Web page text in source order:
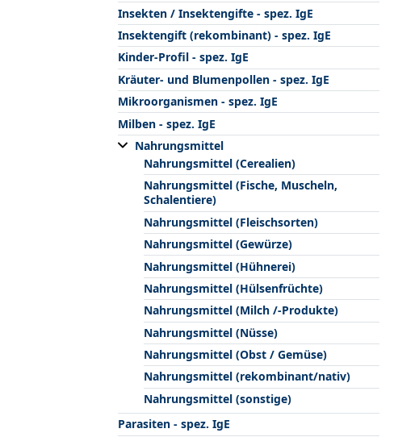
Insekten / Insektengifte - spez. IgE
Insektengift (rekombinant) - spez. IgE
Kinder-Profil - spez. IgE
Kräuter- und Blumenpollen - spez. IgE
Mikroorganismen - spez. IgE
Milben - spez. IgE
Nahrungsmittel
Nahrungsmittel (Cerealien)
Nahrungsmittel (Fische, Muscheln,
Schalentiere)
Nahrungsmittel (Fleischsorten)
Nahrungsmittel (Gewürze)
Nahrungsmittel (Hühnerei)
Nahrungsmittel (Hülsenfrüchte)
Nahrungsmittel (Milch /-Produkte)
Nahrungsmittel (Nüsse)
Nahrungsmittel (Obst / Gemüse)
Nahrungsmittel (rekombinant/nativ)
Nahrungsmittel (sonstige)
Parasiten - spez. IgE